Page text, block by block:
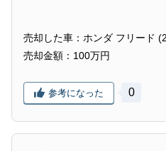
売却した車：ホンダ フリード
売却金額：100万円
参考になった 0